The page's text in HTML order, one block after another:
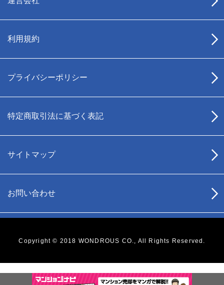
利用規約
プライバシーポリシー
特定商取引法に基づく表記
サイトマップ
お問い合わせ
Copyright © 2018 WONDROUS CO., All Rights Reserved.